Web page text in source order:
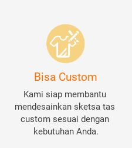
Bisa Custom
Kami siap membantu
mendesainkan sketsa tas
custom sesuai dengan
kebutuhan Anda.